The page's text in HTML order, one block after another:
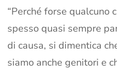
“Perché forse qualcuno
spesso quasi sempre
di causa, si dimentica
siamo anche genitori e